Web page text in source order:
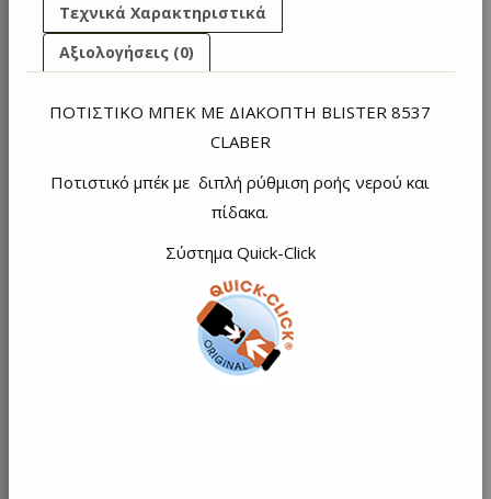
Τεχνικά Χαρακτηριστικά
Αξιολογήσεις (0)
ΠΟΤΙΣΤΙΚΟ ΜΠΕΚ ΜΕ ΔΙΑΚΟΠΤΗ BLISTER 8537
CLABER
Ποτιστικό μπέκ με διπλή ρύθμιση ροής νερού και
πίδακα.
Σύστημα Quick-Click